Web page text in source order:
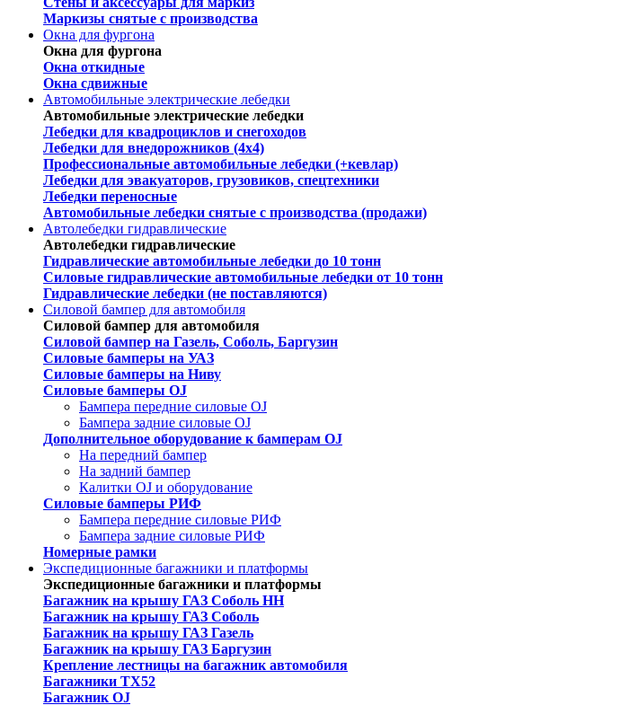
Маркизы снятые с производства
Окна для фургона
Окна для фургона
Окна откидные
Окна сдвижные
Автомобильные электрические лебедки
Автомобильные электрические лебедки
Лебедки для квадроциклов и снегоходов
Лебедки для внедорожников (4х4)
Профессиональные автомобильные лебедки (+кевлар)
Лебедки для эвакуаторов, грузовиков, спецтехники
Лебедки переносные
Автомобильные лебедки снятые с производства (продажи)
Автолебедки гидравлические
Автолебедки гидравлические
Гидравлические автомобильные лебедки до 10 тонн
Силовые гидравлические автомобильные лебедки от 10 тонн
Гидравлические лебедки (не поставляются)
Силовой бампер для автомобиля
Силовой бампер для автомобиля
Силовой бампер на Газель, Соболь, Баргузин
Силовые бамперы на УАЗ
Силовые бамперы на Ниву
Силовые бамперы OJ
Бампера передние силовые OJ
Бампера задние силовые OJ
Дополнительное оборудование к бамперам OJ
На передний бампер
На задний бампер
Калитки OJ и оборудование
Силовые бамперы РИФ
Бампера передние силовые РИФ
Бампера задние силовые РИФ
Номерные рамки
Экспедиционные багажники и платформы
Экспедиционные багажники и платформы
Багажник на крышу ГАЗ Соболь НН
Багажник на крышу ГАЗ Соболь
Багажник на крышу ГАЗ Газель
Багажник на крышу ГАЗ Баргузин
Крепление лестницы на багажник автомобиля
Багажники ТХ52
Багажник OJ